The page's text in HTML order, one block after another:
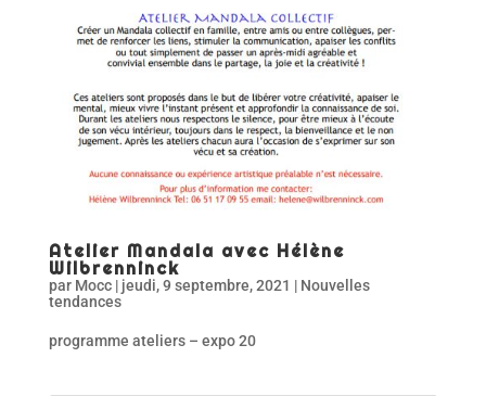
Atelier Mandala avec Hélène
Wilbrenninck
par Mocc| jeudi, 9 septembre, 2021 | Nouvelles
tendances
programme ateliers – expo 20